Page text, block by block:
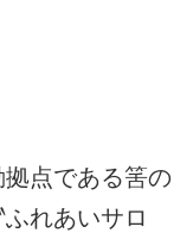
点である筈の
れあいサロ